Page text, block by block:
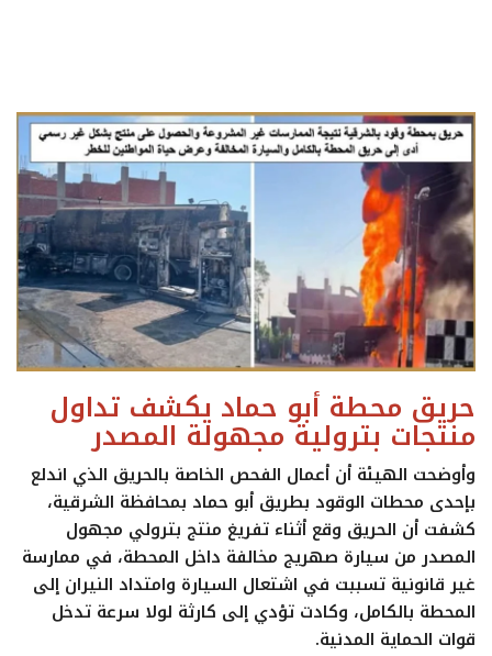
حريق محطة أبو حماد يكشف تداول
منتجات بترولية مجهولة المصدر
وأوضحت الهيئة أن أعمال الفحص الخاصة بالحريق الذي اندلع
بإحدى محطات الوقود بطريق أبو حماد بمحافظة الشرقية،
كشفت أن الحريق وقع أثناء تفريغ منتج بترولي مجهول
المصدر من سيارة صهريج مخالفة داخل المحطة، في ممارسة
غير قانونية تسببت في اشتعال السيارة وامتداد النيران إلى
المحطة بالكامل، وكادت تؤدي إلى كارثة لولا سرعة تدخل
قوات الحماية المدنية.